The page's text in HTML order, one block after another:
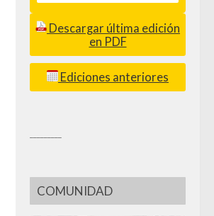
Descargar última edición
en PDF
Ediciones anteriores
COMUNIDAD